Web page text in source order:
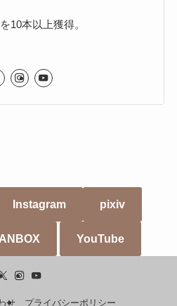
10本以上獲得。
Instagram pixiv
YouTube
せ プライバシーポリシー